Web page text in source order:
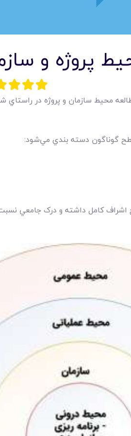
پروژه و
محيط سازمان و پروژه در راستاي
گوناگون دسته بندي مي‌شود:
کامل داشته و درک جامعي نسبت